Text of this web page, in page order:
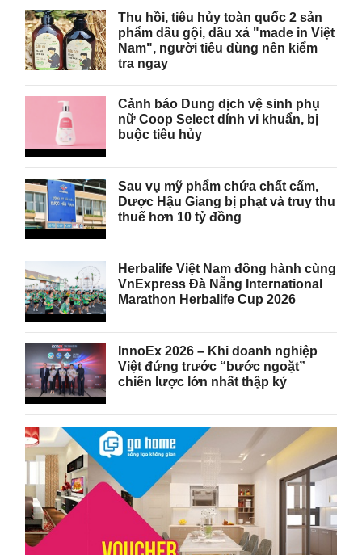
Thu hồi, tiêu hủy toàn quốc 2 sản
phẩm dầu gội, dầu xả "made in Việt
Nam", người tiêu dùng nên kiểm
tra ngay
Cảnh báo Dung dịch vệ sinh phụ
nữ Coop Select dính vi khuẩn, bị
buộc tiêu hủy
Sau vụ mỹ phẩm chứa chất cấm,
Dược Hậu Giang bị phạt và truy thu
thuế hơn 10 tỷ đồng
Herbalife Việt Nam đồng hành cùng
VnExpress Đà Nẵng International
Marathon Herbalife Cup 2026
InnoEx 2026 – Khi doanh nghiệp
Việt đứng trước “bước ngoặt”
chiến lược lớn nhất thập kỷ